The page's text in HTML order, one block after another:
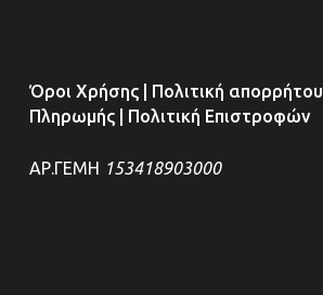
Όροι Χρήσης| Πολιτική απορρήτου
Πληρωμής| Πολιτική Επιστροφών
ΑΡ.ΓΕΜΗ 153418903000